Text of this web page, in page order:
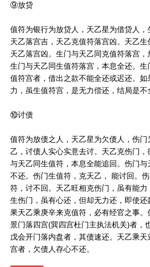
⑨放贷
值符为银行为放贷人，天乙星为借贷人
天乙落宫吉，天乙克值符落宫凶。天乙
天乙落宫凶。生门与天乙同克值符落宫，
生门与天乙同生值符落宫，本息全还。
值符宫者，借出之款不能全还或迟还。
力，虽生值符宫，是无力偿还，结局是不
⑩讨债
值符为放债之人，天乙星为欠债人，伤
乙，讨债人实心实意去讨。天乙克伤门
与天乙同生值符，本息全能追回。伤门与
不还。伤门生值符，克天乙， 能讨回。
符，讨不回。天乙旺相克伤门，虽有能力
生伤门，虽有心还，但却无力还，即使
果天乙乘庚辛来克值符，必有经官之事
景门落四宫(巽四宫杜门主执法机关)者，
戊会开门落内盘者，其债速还。天乙乘
宫者，欠债人存心不还。